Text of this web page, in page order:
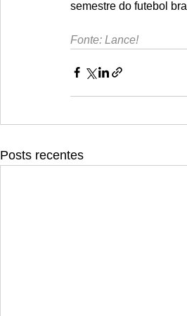
semestre do futebol
Fonte: Lance!
Posts recentes